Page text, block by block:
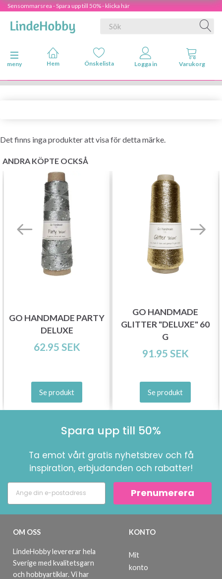
Sensommarsrea - Spara upp till 50% - klicka här
Ändra navigering
meny
Det finns inga produkter att visa för detta märke.
ANDRA KÖPTE OCKSÅ
GO HANDMADE PARTY
DELUXE
62.95 SEK
Se produkt
GO HANDMADE
GLITTER "DELUXE" 60
G
91.95 SEK
Se produkt
Spara upp till 50%
Ta emot vårt gratis nyhetsbrev och få
inspiration, erbjudanden och rabatter!
Prenumerera
OM OSS
LindeHobby levererar hela
Sverige med kvalitetsgarn
och hobbyartiklar. Vi har
KONTO
Mit
konto